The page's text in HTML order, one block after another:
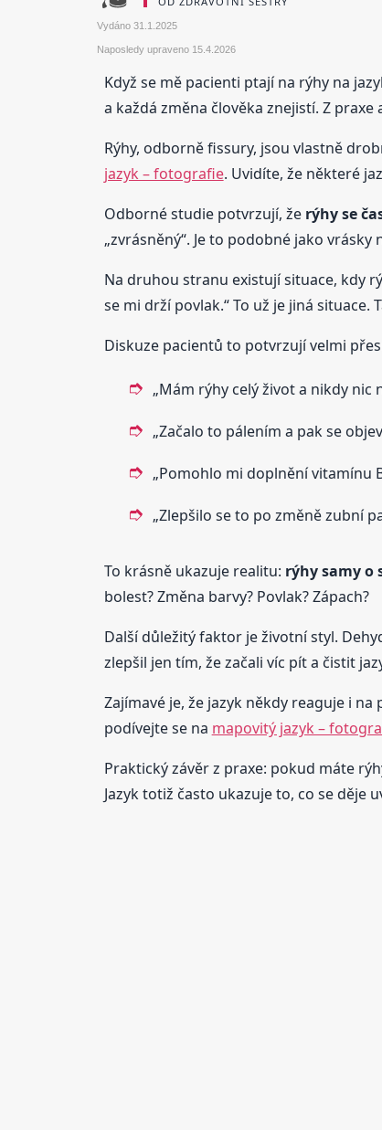
Vydáno 31.1.2025
Naposledy upraveno 15.4.2026
Když se mě pacienti ptají na rýhy na
a každá změna člověka znejistí. Z
Rýhy, odborně fissury, jsou vlastně
jazyk – fotografie. Uvidíte, že některé
Odborné studie potvrzují, že rýhy se
„zvrásněný“. Je to podobné jako
Na druhou stranu existují situace, kdy
se mi drží povlak.“ To už je jiná
Diskuze pacientů to potvrzují velmi
„Mám rýhy celý život a nikdy nic
„Začalo to pálením a pak se
„Pomohlo mi doplnění vitamínu
„Zlepšilo se to po změně zubní
To krásně ukazuje realitu: rýhy samy o
bolest? Změna barvy? Povlak? Zápach?
Další důležitý faktor je životní styl.
zlepšil jen tím, že začali víc pít a čistit
Zajímavé je, že jazyk někdy reaguje i
podívejte se na mapovitý jazyk –
Praktický závěr z praxe: pokud máte
Jazyk totiž často ukazuje to, co se děje